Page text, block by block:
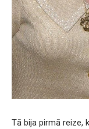
Tā bija pirmā reize,